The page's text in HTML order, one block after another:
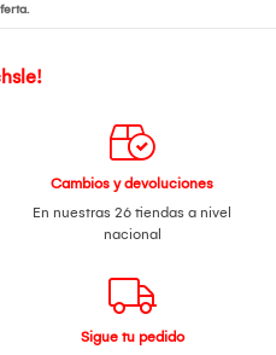
Cambios y devoluciones
En nuestras 26 tiendas a nivel
nacional
Sigue tu pedido